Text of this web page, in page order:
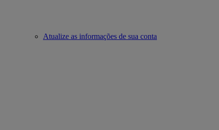
Atualize as informações de sua conta